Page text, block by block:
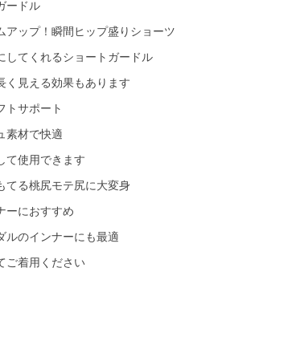
ードル
アップ！瞬間ヒップ盛りショーツ
してくれるショートガードル
く見える効果もあります
トサポート
素材で快適
て使用できます
てる桃尻モテ尻に大変身
ーにおすすめ
ルのインナーにも最適
ご着用ください